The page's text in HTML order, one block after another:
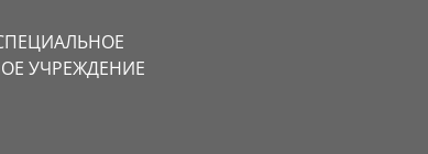
УЧРЕЖДЕНИЕ